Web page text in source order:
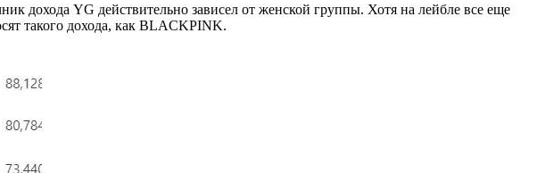
дохода YG действительно зависел от женской группы. Хотя на лейбле все еще
такого дохода, как BLACKPINK.